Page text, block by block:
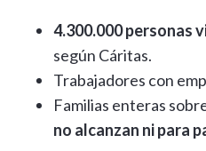
4.300.000 personas
según Cáritas.
Trabajadores con
Familias enteras
no alcanzan ni para